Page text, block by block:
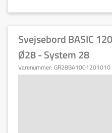
Svejsebord BASIC
Ø28 - System 28
Varenummer: GR28BA1001201010